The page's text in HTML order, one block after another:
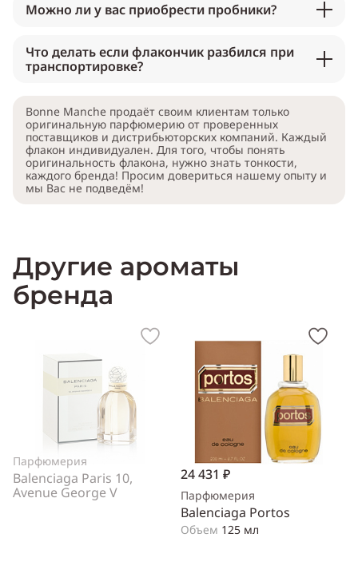
Можно ли у вас приобрести пробники?
Что делать если флакончик разбился при
транспортировке?
Bonne Manche продаёт своим клиентам только
оригинальную парфюмерию от проверенных
поставщиков и дистрибьюторских компаний. Каждый
флакон индивидуален. Для того, чтобы понять
оригинальность флакона, нужно знать тонкости,
каждого бренда! Просим довериться нашему опыту и
мы Вас не подведём!
Другие ароматы
бренда
Парфюмерия
Balenciaga Paris 10,
Avenue George V
24 431 ₽
Парфюмерия
Balenciaga Portos
Объем 125 мл